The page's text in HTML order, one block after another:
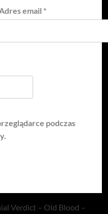
email *
podczas
Verdict – Old Blood –